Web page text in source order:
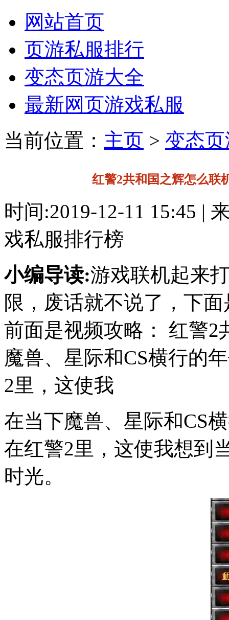
网站首页
页游私服排行
变态页游大全
最新网页游戏私服
当前位置： 主页 > 变态
红警2共和国之辉怎么联
时间:2019-12-11 15:45 |
戏私服排行榜
小编导读:游戏联机起来
限，废话就不说了，下
前面是视频攻略： 红警2
魔兽、星际和CS横行的
2里，这使我
在当下魔兽、星际和CS
在红警2里，这使我想到
时光。